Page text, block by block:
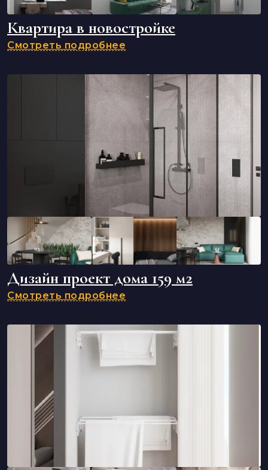
Квартира в новостройке
Смотреть подробнее
Дизайн проект дома 159 м2
Смотреть подробнее